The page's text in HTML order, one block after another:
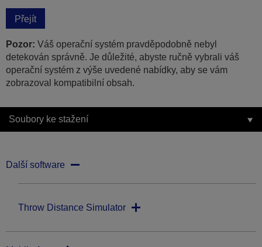
Přejít
Pozor: Váš operační systém pravděpodobně nebyl
detekován správně. Je důležité, abyste ručně vybrali váš
operační systém z výše uvedené nabídky, aby se vám
zobrazoval kompatibilní obsah.
Soubory ke stažení
Další software
Throw Distance Simulator